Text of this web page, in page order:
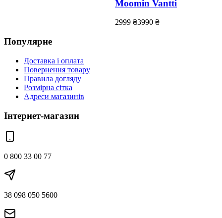
Moomin Vantti
2999 ₴3990 ₴
Популярне
Доставка і оплата
Повернення товару
Правила догляду
Розмірна сітка
Адреси магазинів
Інтернет-магазин
0 800 33 00 77
38 098 050 5600